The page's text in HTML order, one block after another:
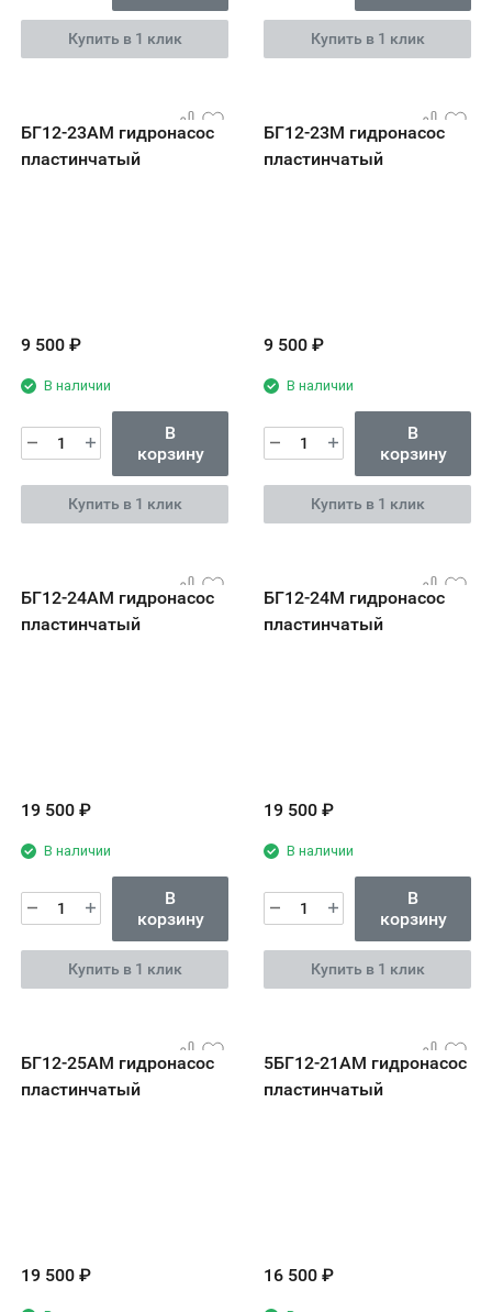
Купить в 1 клик Купить в 1 клик
БГ12-23АМ гидронасос
пластинчатый
9 500 ₽
В наличии
В
корзину
Купить в 1 клик
БГ12-23М гидронасос
пластинчатый
9 500 ₽
В наличии
В
корзину
Купить в 1 клик
БГ12-24АМ гидронасос
пластинчатый
19 500 ₽
В наличии
В
корзину
Купить в 1 клик
БГ12-24М гидронасос
пластинчатый
19 500 ₽
В наличии
В
корзину
Купить в 1 клик
БГ12-25АМ гидронасос
пластинчатый
19 500 ₽
5БГ12-21АМ гидронасос
пластинчатый
16 500 ₽